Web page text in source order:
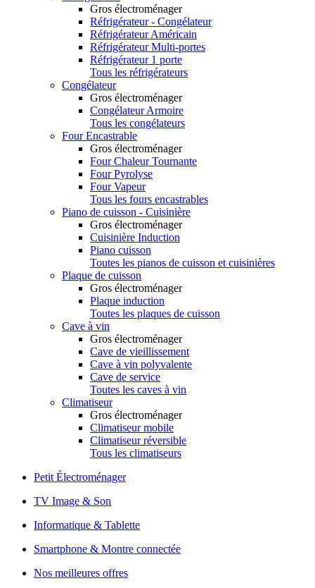
Gros électroménager
Réfrigérateur - Congélateur
Réfrigérateur Américain
Réfrigérateur Multi-portes
Réfrigérateur 1 porte
Tous les réfrigérateurs
Congélateur
Gros électroménager
Congélateur Armoire
Tous les congélateurs
Four Encastrable
Gros électroménager
Four Chaleur Tournante
Four Pyrolyse
Four Vapeur
Tous les fours encastrables
Piano de cuisson - Cuisinière
Gros électroménager
Cuisinière Induction
Piano cuisson
Toutes les pianos de cuisson et cuisinières
Plaque de cuisson
Gros électroménager
Plaque induction
Toutes les plaques de cuisson
Cave à vin
Gros électroménager
Cave de vieillissement
Cave à vin polyvalente
Cave de service
Toutes les caves à vin
Climatiseur
Gros électroménager
Climatiseur mobile
Climatiseur réversible
Tous les climatiseurs
Petit Électroménager
TV Image & Son
Informatique & Tablette
Smartphone & Montre connectée
Nos meilleures offres